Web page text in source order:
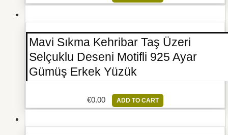
Mavi Sıkma Kehribar Taş Üzeri
Selçuklu Deseni Motifli 925 Ayar
Gümüş Erkek Yüzük
€0.00 ADD TO CART